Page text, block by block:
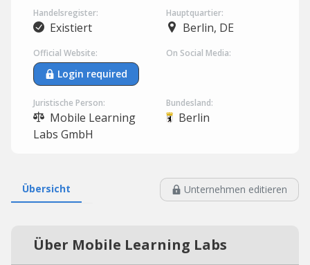
Handelsregister:
Existiert
Hauptquartier:
Berlin, DE
Official Website:
Login required
On Social Media:
Juristische Person:
Mobile Learning
Labs GmbH
Bundesland:
Berlin
Übersicht Unternehmen editieren
Über Mobile Learning Labs